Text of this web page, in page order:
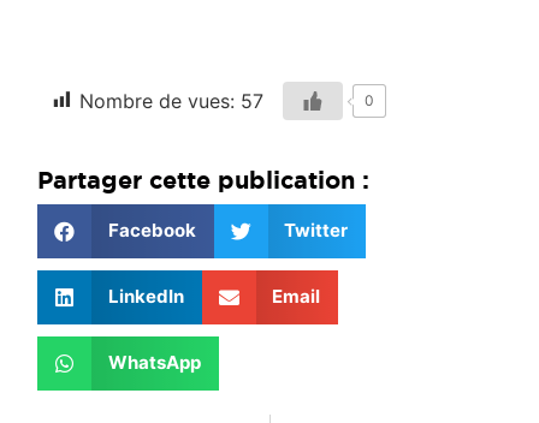
Nombre de vues: 57 0
Partager cette publication :
Facebook Twitter
LinkedIn Email
WhatsApp